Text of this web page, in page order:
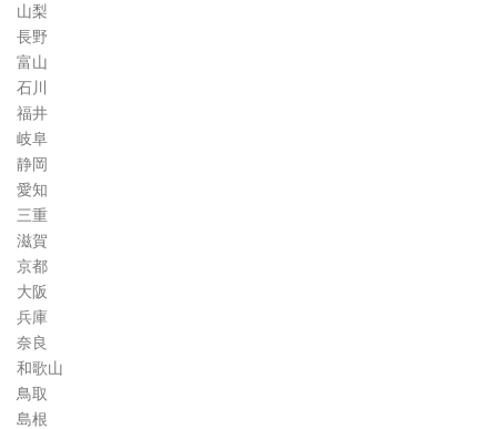
山梨
長野
富山
石川
福井
岐阜
静岡
愛知
三重
滋賀
京都
大阪
兵庫
奈良
和歌山
鳥取
島根